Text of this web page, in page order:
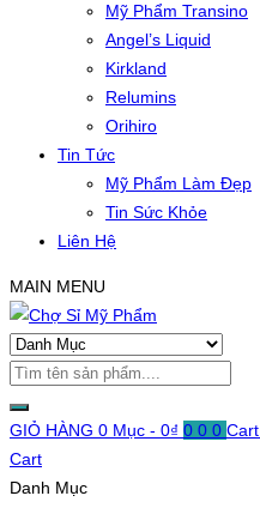
Mỹ Phẩm Transino
Angel’s Liquid
Kirkland
Relumins
Orihiro
Tin Tức
Mỹ Phẩm Làm Đẹp
Tin Sức Khỏe
Liên Hệ
MAIN MENU
GIỎ HÀNG 0 Mục - 0₫ 0 0 0 Cart
Cart
Danh Mục